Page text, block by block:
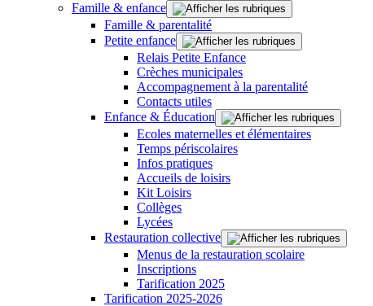
Famille & enfance
Famille & parentalité
Petite enfance
Relais Petite Enfance
Crèches municipales
Accompagnement à la parentalité
Contacts utiles
Enfance & Éducation
Ecoles maternelles et élémentaires
Temps périscolaires
Infos pratiques
Accueils de loisirs
Kit Loisirs
Collèges
Lycées
Restauration collective
Menus de la restauration scolaire
Inscriptions
Tarification 2025
Tarification 2025-2026